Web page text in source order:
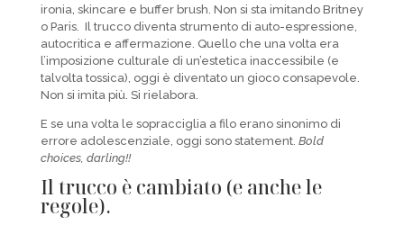
ironia, skincare e buffer brush. Non si sta imitando Britney
o Paris. Il trucco diventa strumento di auto-espressione,
autocritica e affermazione. Quello che una volta era
l’imposizione culturale di un’estetica inaccessibile (e
talvolta tossica), oggi è diventato un gioco consapevole.
Non si imita più. Si rielabora.
E se una volta le sopracciglia a filo erano sinonimo di
errore adolescenziale, oggi sono statement. Bold
choices, darling!!
Il trucco è cambiato (e anche le
regole).